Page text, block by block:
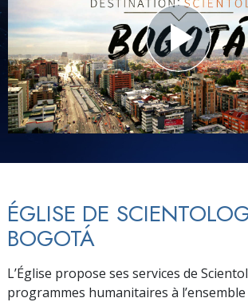
ÉGLISE DE
BOGOTÁ
L’Église propose ses services de
programmes humanitaires à